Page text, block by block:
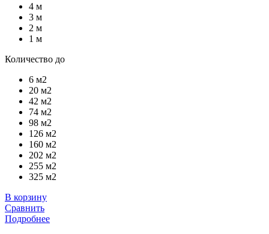
4 м
3 м
2 м
1 м
Количество до
6 м2
20 м2
42 м2
74 м2
98 м2
126 м2
160 м2
202 м2
255 м2
325 м2
В корзину
Сравнить
Подробнее